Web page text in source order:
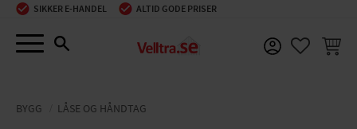
Menu
SIKKER E-HANDEL ALTID GODE PRISER
BYGG LÅSE OG HÅNDTAG